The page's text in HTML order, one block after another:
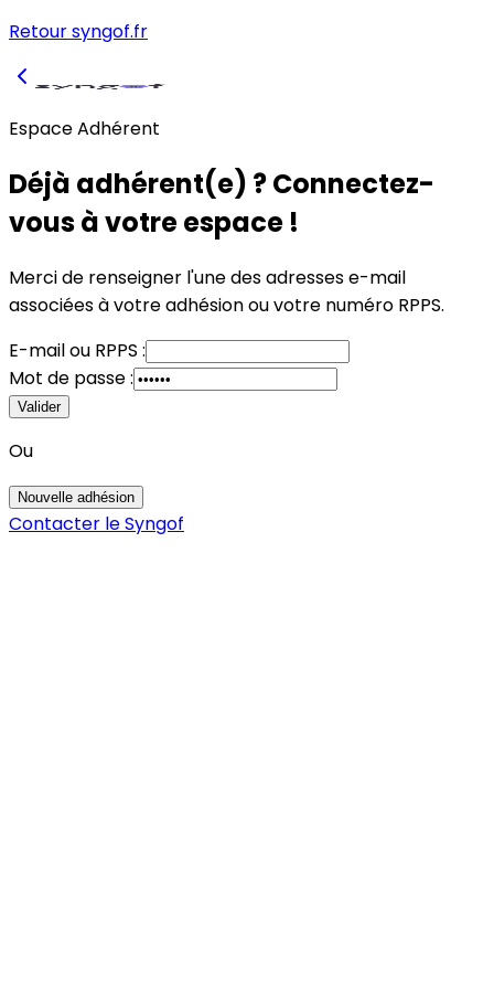
Retour syngof.fr
Espace Adhérent
Déjà adhérent(e) ? Connectez-
vous à votre espace !
Merci de renseigner l'une des adresses e-mail
associées à votre adhésionouvotre numéro RPPS.
E-mailou RPPS :
Mot de passe :
Valider
Ou
Nouvelle adhésion
Contacter le Syngof